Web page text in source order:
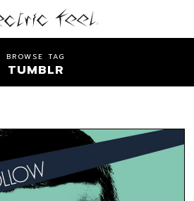
BROWSE TAG
TUMBLR